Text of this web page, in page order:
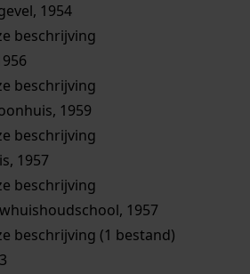
1954
beschrijving
beschrijving
1959
beschrijving
1957
beschrijving
1957
beschrijving (1 bestand)